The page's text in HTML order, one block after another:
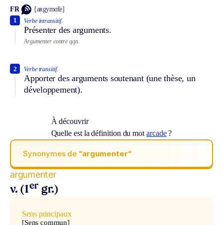
FR [aʀgymɑ̃te]
Verbe intransitif.
Présenter des arguments.
1
Argumenter contre qqn.
Verbe transitif.
Apporter des arguments soutenant (une thèse, un
développement).
2
À découvrir
Quelle est la définition du motarcade?
Synonymes de “argumenter“
argumenter
v. (1er gr.)
Sens principaux
[Sens commun]